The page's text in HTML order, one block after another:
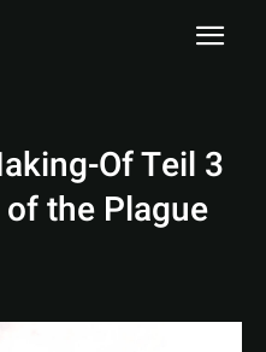
Of Teil 3
the Plague